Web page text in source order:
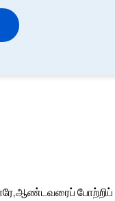
ஆண்டவரைப் போற்றிப்